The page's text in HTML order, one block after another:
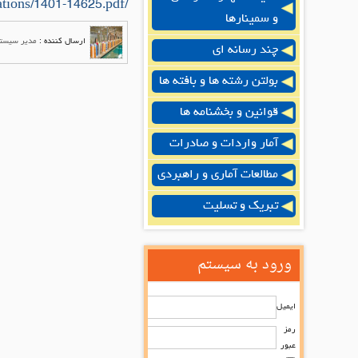
و سمینارها
چند رسانه ای
بولتن رشته ها و بافته ها
قوانین و بخشنامه ها
آمار واردات و صادرات
مطالعات آماری و راهبردی
تبریک و تسلیت
ورود به سیستم
ایمیل
رمز
عبور
/uploads/notifications/1401-14625.pdf
ارسال کننده : مدیر